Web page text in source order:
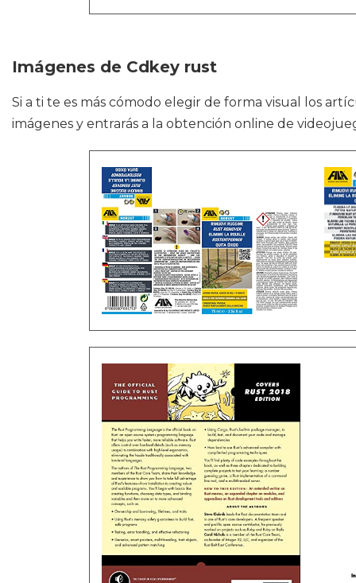
Imágenes de Cdkey rust
Si a ti te es más cómodo elegir de forma visual los
imágenes y entrarás a la obtención online de